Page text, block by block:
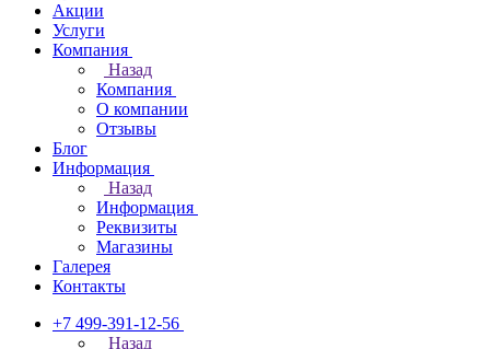
Акции
Услуги
Компания
Назад
Компания
О компании
Отзывы
Блог
Информация
Назад
Информация
Реквизиты
Магазины
Галерея
Контакты
+7 499-391-12-56
Назад